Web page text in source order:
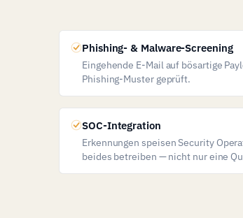
Phishing- & Malware-Screening
Eingehende E-Mail auf bösartige
Phishing-Muster geprüft.
SOC-Integration
Erkennungen speisen Security
beides betreiben — nicht nur eine